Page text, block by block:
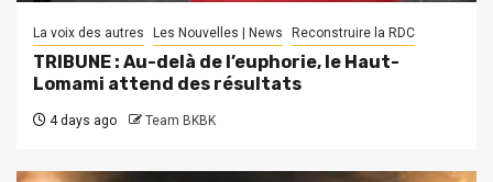
La voix des autres Les Nouvelles | News Reconstruire la RDC
TRIBUNE : Au-delà de l’euphorie, le Haut-
Lomami attend des résultats
4 days ago Team BKBK